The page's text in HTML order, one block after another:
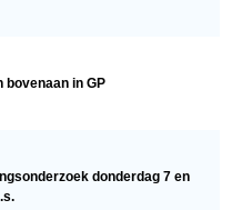
bovenaan in GP
donderdag 7 en